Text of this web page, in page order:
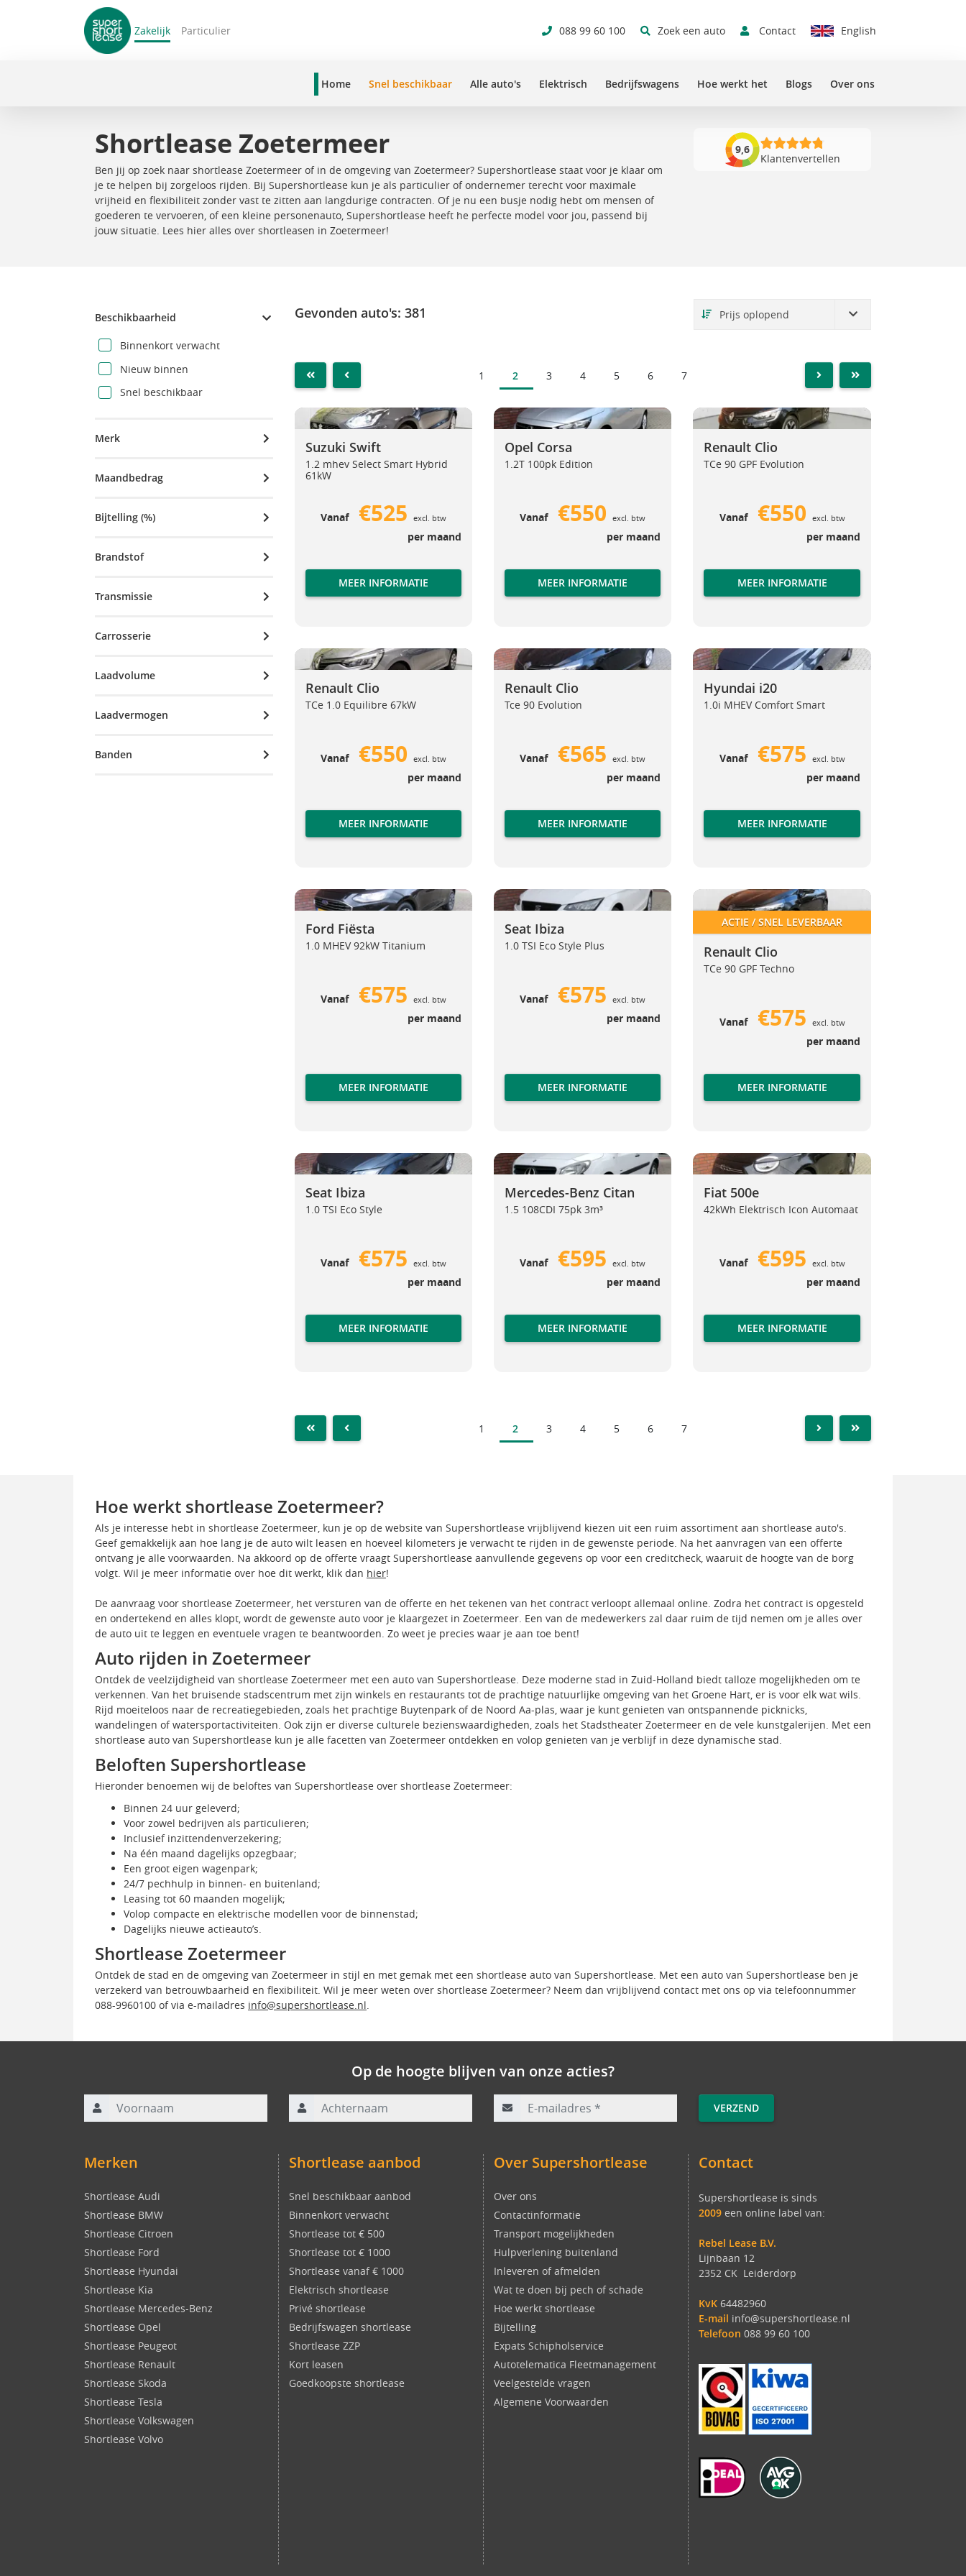
Zakelijk Particulier 088 99 60 100 Zoek een auto Contact English
Home Snel beschikbaar Alle auto's Elektrisch Bedrijfswagens Hoe werkt het Blogs Over ons
Shortlease Zoetermeer
Ben jij op zoek naar shortlease Zoetermeer of in de omgeving van Zoetermeer? Supershortlease staat voor je klaar om
je te helpen bij zorgeloos rijden. Bij Supershortlease kun je als particulier of ondernemer terecht voor maximale
vrijheid en flexibiliteit zonder vast te zitten aan langdurige contracten. Of je nu een busje nodig hebt om mensen of
goederen te vervoeren, of een kleine personenauto, Supershortlease heeft he perfecte model voor jou, passend bij
jouw situatie. Lees hier alles over shortleasen in Zoetermeer!
9,6
Klantenvertellen
Beschikbaarheid
Binnenkort verwacht
Nieuw binnen
Snel beschikbaar
Merk
Maandbedrag
Bijtelling (%)
Brandstof
Transmissie
Carrosserie
Laadvolume
Laadvermogen
Banden
Gevonden auto's: 381
FIRST PREVIOUS
1 2 3 4 5 6 7
NEXT LAST
Suzuki Swift
Suzuki Swift
Suzuki Swift
1.2 mhev Select Smart Hybrid
61kW
Vanaf €525 excl. btw
per maand
MEER INFORMATIE
Opel Corsa
Opel Corsa
Opel Corsa
1.2T 100pk Edition
Vanaf €550excl. btw
per maand
MEER INFORMATIE
Renault Clio
Renault Clio
Renault Clio
TCe 90 GPF Evolution
Vanaf €550 excl. btw
per maand
MEER INFORMATIE
Renault Clio
Renault Clio
Renault Clio
TCe 1.0 Equilibre 67kW
Vanaf €550 excl. btw
per maand
MEER INFORMATIE
Renault Clio
Renault Clio
Renault Clio
Tce 90 Evolution
Vanaf €565excl. btw
per maand
MEER INFORMATIE
Hyundai i20
Hyundai i20
Hyundai i20
1.0i MHEV Comfort Smart
Vanaf €575 excl. btw
per maand
MEER INFORMATIE
Ford Fiësta
Ford Fiësta
Ford Fiësta
1.0 MHEV 92kW Titanium
Vanaf €575 excl. btw
per maand
MEER INFORMATIE
Seat Ibiza
Seat Ibiza
Seat Ibiza
1.0 TSI Eco Style Plus
Vanaf €575excl. btw
per maand
MEER INFORMATIE
Renault Clio
Renault Clio
ACTIE / SNEL LEVERBAAR
Renault Clio
TCe 90 GPF Techno
Vanaf €575 excl. btw
per maand
MEER INFORMATIE
Seat Ibiza
Seat Ibiza
Seat Ibiza
1.0 TSI Eco Style
Vanaf €575 excl. btw
per maand
MEER INFORMATIE
Mercedes-Benz Citan
Mercedes-Benz Citan
Mercedes-Benz Citan
1.5 108CDI 75pk 3m³
Vanaf €595excl. btw
per maand
MEER INFORMATIE
Fiat 500e
Fiat 500e
Fiat 500e
42kWh Elektrisch Icon Automaat
Vanaf €595 excl. btw
per maand
MEER INFORMATIE
FIRST PREVIOUS
1 2 3 4 5 6 7
NEXT LAST
Hoe werkt shortlease Zoetermeer?
Als je interesse hebt in shortlease Zoetermeer, kun je op de website van Supershortlease vrijblijvend kiezen uit een ruim assortiment aan shortlease auto's.
Geef gemakkelijk aan hoe lang je de auto wilt leasen en hoeveel kilometers je verwacht te rijden in de gewenste periode. Na het aanvragen van een offerte
ontvang je alle voorwaarden. Na akkoord op de offerte vraagt Supershortlease aanvullende gegevens op voor een creditcheck, waaruit de hoogte van de borg
volgt. Wil je meer informatie over hoe dit werkt, klik dan hier!
De aanvraag voor shortlease Zoetermeer, het versturen van de offerte en het tekenen van het contract verloopt allemaal online. Zodra het contract is opgesteld
en ondertekend en alles klopt, wordt de gewenste auto voor je klaargezet in Zoetermeer. Een van de medewerkers zal daar ruim de tijd nemen om je alles over
de auto uit te leggen en eventuele vragen te beantwoorden. Zo weet je precies waar je aan toe bent!
Auto rijden in Zoetermeer
Ontdek de veelzijdigheid van shortlease Zoetermeer met een auto van Supershortlease. Deze moderne stad in Zuid-Holland biedt talloze mogelijkheden om te
verkennen. Van het bruisende stadscentrum met zijn winkels en restaurants tot de prachtige natuurlijke omgeving van het Groene Hart, er is voor elk wat wils.
Rijd moeiteloos naar de recreatiegebieden, zoals het prachtige Buytenpark of de Noord Aa-plas, waar je kunt genieten van ontspannende picknicks,
wandelingen of watersportactiviteiten. Ook zijn er diverse culturele bezienswaardigheden, zoals het Stadstheater Zoetermeer en de vele kunstgalerijen. Met een
shortlease auto van Supershortlease kun je alle facetten van Zoetermeer ontdekken en volop genieten van je verblijf in deze dynamische stad.
Beloften Supershortlease
Hieronder benoemen wij de beloftes van Supershortlease over shortlease Zoetermeer:
Binnen 24 uur geleverd;
Voor zowel bedrijven als particulieren;
Inclusief inzittendenverzekering;
Na één maand dagelijks opzegbaar;
Een groot eigen wagenpark;
24/7 pechhulp in binnen- en buitenland;
Leasing tot 60 maanden mogelijk;
Volop compacte en elektrische modellen voor de binnenstad;
Dagelijks nieuwe actieauto’s.
Shortlease Zoetermeer
Ontdek de stad en de omgeving van Zoetermeer in stijl en met gemak met een shortlease auto van Supershortlease. Met een auto van Supershortlease ben je
verzekerd van betrouwbaarheid en flexibiliteit. Wil je meer weten over shortlease Zoetermeer? Neem dan vrijblijvend contact met ons op via telefoonnummer
088-9960100 of via e-mailadres info@supershortlease.nl.
Op de hoogte blijven van onze acties?
Merken
Shortlease Audi
Shortlease BMW
Shortlease Citroen
Shortlease Ford
Shortlease Hyundai
Shortlease Kia
Shortlease Mercedes-Benz
Shortlease Opel
Shortlease Peugeot
Shortlease Renault
Shortlease Skoda
Shortlease Tesla
Shortlease Volkswagen
Shortlease Volvo
Shortlease aanbod
Snel beschikbaar aanbod
Binnenkort verwacht
Shortlease tot € 500
Shortlease tot € 1000
Shortlease vanaf € 1000
Elektrisch shortlease
Privé shortlease
Bedrijfswagen shortlease
Shortlease ZZP
Kort leasen
Goedkoopste shortlease
Over Supershortlease
Over ons
Contactinformatie
Transport mogelijkheden
Hulpverlening buitenland
Inleveren of afmelden
Wat te doen bij pech of schade
Hoe werkt shortlease
Bijtelling
Expats Schipholservice
Autotelematica Fleetmanagement
Veelgestelde vragen
Algemene Voorwaarden
Contact
Supershortlease is sinds
2009 een online label van:
Rebel Lease B.V.
Lijnbaan 12
2352 CK Leiderdorp
KvK 64482960
E-mail info@supershortlease.nl
Telefoon 088 99 60 100